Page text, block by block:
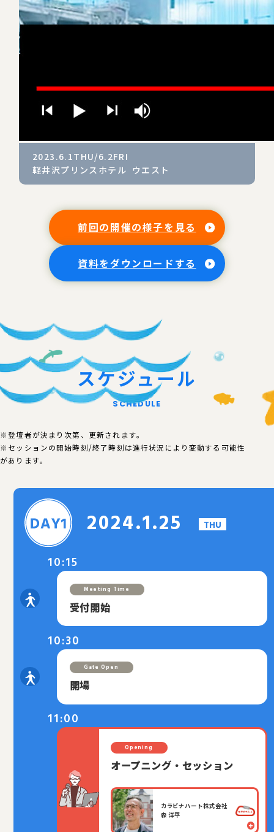
2023.6.1THU/6.2FRI
軽井沢プリンスホテル ウエスト
前回の開催の様子を見る
資料をダウンロードする
スケジュール
SCHEDULE
※登壇者が決まり次第、更新されます。
※セッションの開始時刻/終了時刻は進行状況により変動する可能性
があります。
2024.1.25 THU
10:15
Meeting Time
受付開始
10:30
Gate Open
開場
11:00
Opening
オープニング・セッション
カラビナハート株式会社
森 洋平